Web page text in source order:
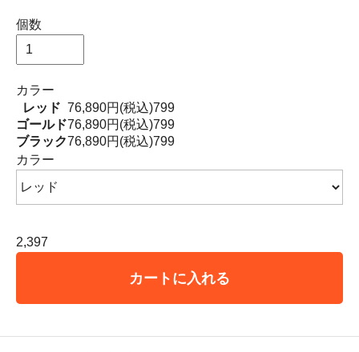
個数
カラー
レッド 76,890円(税込)799
ゴールド76,890円(税込)799
ブラック76,890円(税込)799
カラー
2,397
カートに入れる